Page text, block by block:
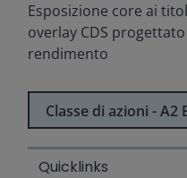
Esposizione core ai
overlay CDS
rendimento
Seleziona Classe di
Classe di azioni - A2
Quicklinks